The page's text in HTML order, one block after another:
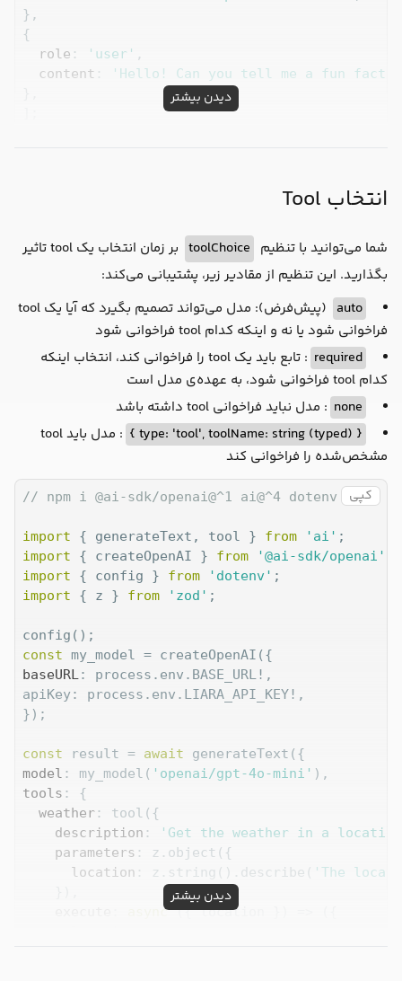
},
{
role : 'user' ,
content :
'Hello! Can you tell me a fun fact
messages.push(...response.messages); //
.log(messages)
دیدن بیشتر
انتخاب Tool
شما می‌توانید با تنظیم toolChoice
بر زمان انتخاب یک tool تاثیر
بگذارید. این تنظیم از مقادیر زیر، پشتیبانی می‌کند:
auto
(پیش‌فرض): مدل می‌تواند تصمیم بگیرد که آیا یک tool
فراخوانی شود یا نه و اینکه کدام tool فراخوانی شود
required
: تابع باید یک tool را فراخوانی کند، انتخاب اینکه
کدام tool فراخوانی شود، به عهده‌ی مدل است
none : مدل نباید فراخوانی tool داشته باشد
{ type: 'tool', toolName: string (typed) }
: مدل باید tool
مشخص‌شده را فراخوانی کند
کپی
// npm i @ai-sdk/openai@^1 ai@^4 dotenv zod
import { generateText, tool } from 'ai'
import { createOpenAI } from '@ai-sdk/openai'
import { config } from 'dotenv'
import { z } from 'zod' ;
const
baseURL : process.env.BASE_URL!,
apiKey: process.env.LIARA_API_KEY!,
});
const result = await
model : my_model( 'openai/gpt-4o-mini'
tools : {
weather: tool({
description :
'Get the weather in a
parameters : z.object({
location : z.string().describe( 'The
async ({ location }) => ({
دیدن بیشتر